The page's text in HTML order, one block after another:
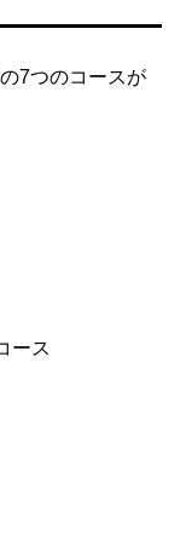
7つのコースが
ース